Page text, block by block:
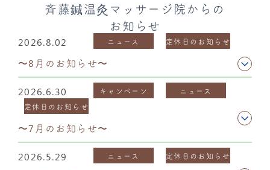
斉藤鍼温灸マッサージ院からの
お知らせ
2026.8.02 ニュース 定休日のお知らせ
〜8月のお知らせ〜
2026.6.30 キャンペーン
ニュース
定休日のお知らせ
〜7月のお知らせ〜
2026.5.29 ニュース 定休日のお知らせ